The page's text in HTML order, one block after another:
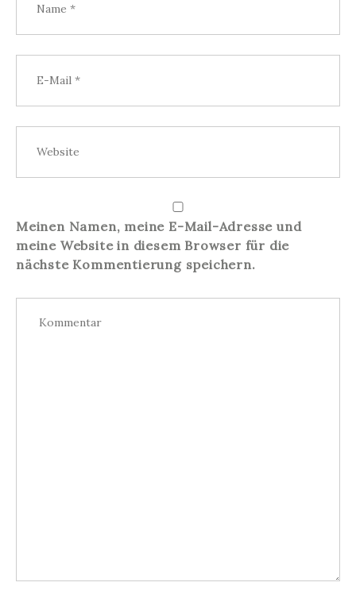
Meinen Namen, meine E-Mail-Adresse und
meine Website in diesem Browser für die
nächste Kommentierung speichern.